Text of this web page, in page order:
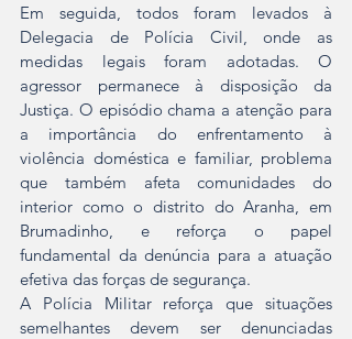
Em seguida, todos foram levados à
Delegacia de Polícia Civil, onde as
medidas legais foram adotadas. O
agressor permanece à disposição da
Justiça. O episódio chama a atenção para
a importância do enfrentamento à
violência doméstica e familiar, problema
que também afeta comunidades do
interior como o distrito do Aranha, em
Brumadinho, e reforça o papel
fundamental da denúncia para a atuação
efetiva das forças de segurança.
A Polícia Militar reforça que situações
semelhantes devem ser denunciadas